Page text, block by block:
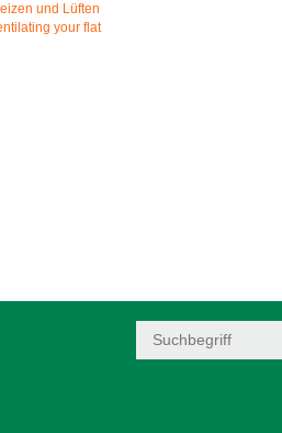
und Lüften
your flat